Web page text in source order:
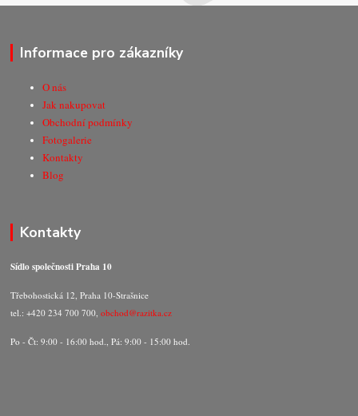
Informace pro zákazníky
O nás
Jak nakupovat
Obchodní podmínky
Fotogalerie
Kontakty
Blog
Kontakty
Sídlo společnosti Praha 10
Třebohostická 12, Praha 10-Strašnice
tel.: +420 234 700 700,obchod@razitka.cz
Po - Čt: 9:00 - 16:00 hod., Pá: 9:00 - 15:00 hod.